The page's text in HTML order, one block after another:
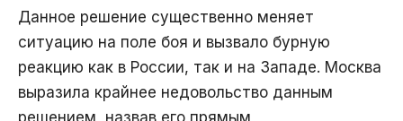
Данное решение существенно меняет
ситуацию на поле боя и вызвало бурную
реакцию как в России, так и на Западе. Москва
выразила крайнее недовольство данным
решением, назвав его прямым